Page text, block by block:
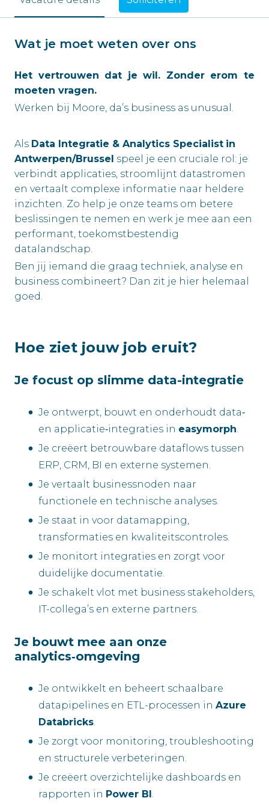
Wat je moet weten over ons
Het vertrouwen dat je wil. Zonder erom te
moeten vragen.
Werken bij Moore, da’s business as unusual.
Als Data Integratie & Analytics Specialist in
Antwerpen/Brussel speel je een cruciale rol: je
verbindt applicaties, stroomlijnt datastromen
en vertaalt complexe informatie naar heldere
inzichten. Zo help je onze teams om betere
beslissingen te nemen en werk je mee aan een
performant, toekomstbestendig
datalandschap.
Ben jij iemand die graag techniek, analyse en
business combineert? Dan zit je hier helemaal
goed.
Hoe ziet jouw job eruit?
Je focust op slimme data-integratie
Je ontwerpt, bouwt en onderhoudt data‑
en applicatie‑integraties in easymorph.
Je creëert betrouwbare dataflows tussen
ERP, CRM, BI en externe systemen.
Je vertaalt businessnoden naar
functionele en technische analyses.
Je staat in voor datamapping,
transformaties en kwaliteitscontroles.
Je monitort integraties en zorgt voor
duidelijke documentatie.
Je schakelt vlot met business stakeholders,
IT-collega’s en externe partners.
Je bouwt mee aan onze
analytics‑omgeving
Je ontwikkelt en beheert schaalbare
datapipelines en ETL-processen in Azure
Databricks.
Je zorgt voor monitoring, troubleshooting
en structurele verbeteringen.
Je creëert overzichtelijke dashboards en
rapporten in Power BI .